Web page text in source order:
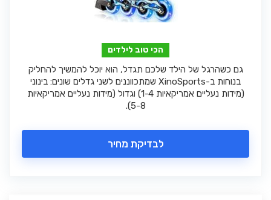
הכי טוב לילדים
גם כשהרגל של הילד שלכם תגדל, הוא יוכל להמשיך להחליק
בנוחות ב-XinoSports שמתכווננים לשני גדלים שונים: בינוני
(מידות נעליים אמריקאיות 1-4) וגדול (מידות נעליים אמריקאיות
5-8).
לבדיקת מחיר